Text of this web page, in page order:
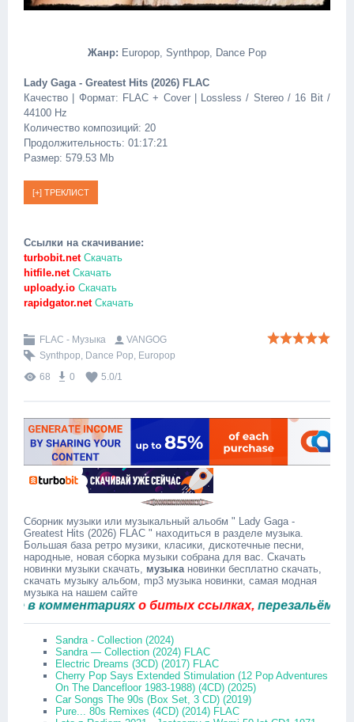
Жанр: Europop, Synthpop, Dance Pop
Lady Gaga - Greatest Hits (2026) FLAC
Качество | Формат: FLAC + Cover | Lossless / Stereo / 16 Bit /
44100 Hz
Количество композиций: 20
Продолжительность: 01:17:21
Размер: 579.53 Mb
Ссылки на скачивание:
turbobit.netСкачать
hitfile.netСкачать
uploady.io Скачать
rapidgator.netСкачать
FLAC - Музыка
VANGOG
Synthpop, Dance Pop, Europop
68
0 5.0/1
Сборник музыки или музыкальный альобм " Lady Gaga -
Greatest Hits (2026) FLAC " находиться в разделе музыка.
Большая база ретро музики, класики, дискотечные песни,
народные, новая сборка музыки собрана для вас. Скачать
новинки музыки скачать, музыкановинки бесплатно скачать,
скачать музыку альбом, mp3 музыка новинки, самая модная
музыка на нашем сайте
комментарияхо битых ссылках,перезальём
Sandra - Collection (2024)
Sandra — Collection (2024) FLAC
Electric Dreams (3CD) (2017) FLAC
Cherry Pop Says Extended Stimulation (12 Pop Adventures
On The Dancefloor 1983-1988) (4CD) (2025)
Car Songs The 90s (Box Set, 3 CD) (2019)
Pure... 80s Remixes (4CD) (2014) FLAC